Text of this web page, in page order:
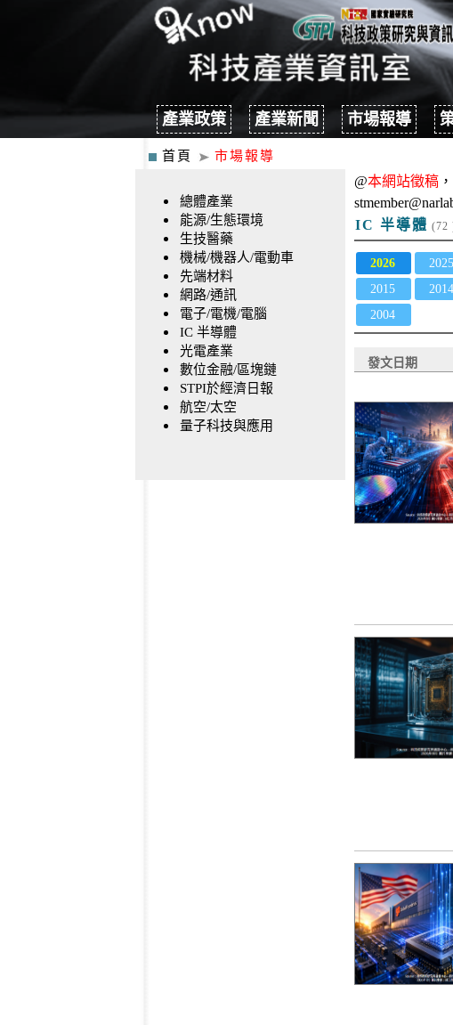
產業政策 產業新聞 市場報導
首頁 市場報導
總體產業
能源/生態環境
生技醫藥
機械/機器人/電動車
先端材料
網路/通訊
電子/電機/電腦
IC 半導體
光電產業
數位金融/區塊鏈
STPI於經濟日報
航空/太空
量子科技與應用
@本網站徵稿
IC 半導體 (72
2026 2025
2015
2014
2004
發文日期